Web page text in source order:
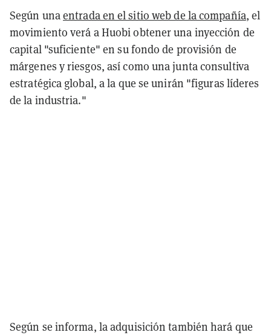
Según unaentrada en el sitio web de la compañía, el
movimiento verá a Huobi obtener una inyección de
capital "suficiente" en su fondo de provisión de
márgenes y riesgos, así como una junta consultiva
estratégica global, a la que se unirán "figuras líderes
de la industria."
Según se informa, la adquisición también hará que